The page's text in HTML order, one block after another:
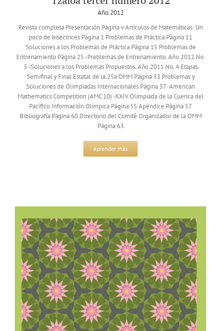
Año 2012
Revista completa Presentación Página v Artículos de Matemáticas: Un
poco de bisectrices Página 1 Problemas de Práctica Página 11
Soluciones a los Problemas de Práctica Página 15 Problemas de
Entrenamiento Página 25 -Problemas de Entrenamiento. Año 2012 No.
3 -Soluciones a los Problemas Propuestos. Año 2011 No. 4 Etapas
Semifinal y Final Estatal de la 25a OMM Página 33 Problemas y
Soluciones de Olimpiadas Internacionales Página 37 -American
Mathematics Competition (AMC 10) -XXIV Olimpiada de la Cuenca del
Pacífico Información Olímpica Página 55 Apéndice Página 57
Bibliografía Página 60 Directorio del Comité Organizador de la OMM
Página 63
Aprender más